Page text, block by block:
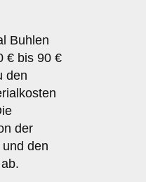
Buhlen
€ bis 90 €
den
der
den